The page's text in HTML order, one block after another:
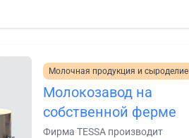
Молочная продукция и сыроделие
Молокозавод на
собственной ферме
Фирма TESSA производит